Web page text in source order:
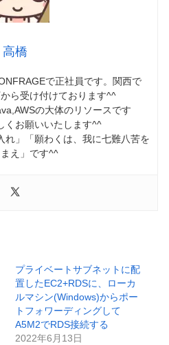
高橋
で正社員です。関西で
ら受け付けております^^
の大体のリソースです
くお願いいたします^^
れ」「願わくは、我に七難八苦を
え」です^^
プライベートサブネットに配
置したEC2+RDSに、ローカ
ルマシン(Windows)からポー
トフォワーディングして
A5M2でRDS接続する
2022年6月13日